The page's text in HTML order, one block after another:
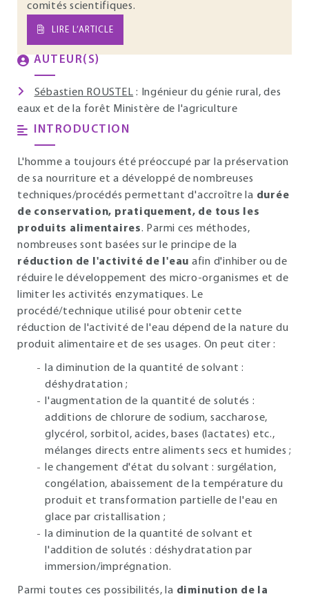
comités scientifiques.
LIRE L’ARTICLE
AUTEUR(S)
Sébastien ROUSTEL : Ingénieur du génie rural, des
eaux et de la forêt Ministère de l'agriculture
INTRODUCTION
L'homme a toujours été préoccupé par la préservation
de sa nourriture et a développé de nombreuses
techniques/procédés permettant d'accroître la durée
de conservation, pratiquement, de tous les
produits alimentaires. Parmi ces méthodes,
nombreuses sont basées sur le principe de la
réduction de l'activité de l'eau afin d'inhiber ou de
réduire le développement des micro-organismes et de
limiter les activités enzymatiques. Le
procédé/technique utilisé pour obtenir cette
réduction de l'activité de l'eau dépend de la nature du
produit alimentaire et de ses usages. On peut citer :
la diminution de la quantité de solvant :
déshydratation ;
l'augmentation de la quantité de solutés :
additions de chlorure de sodium, saccharose,
glycérol, sorbitol, acides, bases (lactates) etc.,
mélanges directs entre aliments secs et humides ;
le changement d'état du solvant : surgélation,
congélation, abaissement de la température du
produit et transformation partielle de l'eau en
glace par cristallisation ;
la diminution de la quantité de solvant et
l'addition de solutés : déshydratation par
immersion/imprégnation.
Parmi toutes ces possibilités, la diminution de la